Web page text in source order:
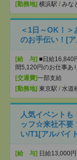
[勤務地] 横浜駅 / みな
＜1日～OK！
のお手伝い！[
[給 与] ■日給
間5,120円のお仕事あ
[交通費]一部支給
[勤務地] 東京駅 / 水道
人気イベントも
ッフ☆来社不要
い/T1[アルバイ
[給 与] 日給13,000円